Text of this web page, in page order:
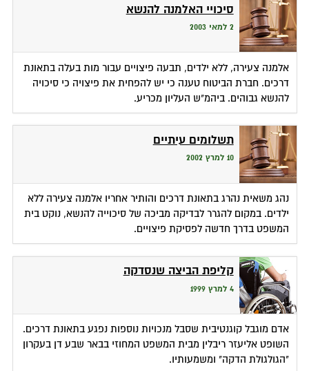
סיכויי האלמנה להנשא
2 למאי 2003
אלמנה צעירה, ללא ילדים, תבעה פיצויים עבור מות בעלה בתאונת
דרכים. חברת הביטוח טענה כי יש להפחית את פיצויה כי סיכויה
להנשא גבוהים. ביהמ"ש העליון מכריע.
תשלומים עיתיים
10 למרץ 2002
נהג משאית נהרג בתאונת דרכים והותיר אחריו אלמנה צעירה ללא
ילדים. במקום להגרר לבדיקה מביכה של סיכוייה להנשא, נוקט בית
המשפט בדרך חדשה לפסיקת פיצויים.
קליפת הביצה שנסדקה
4 למרץ 1999
אדם מוגבל קוגנטיבית שסבל מנכויות נוספות נפגע בתאונת דרכים.
השופט אליעזר ריבלין מבית המשפט המחוזי בבאר שבע דן בעקרון
"הגולגולת הדקה" ומשמעותיו.